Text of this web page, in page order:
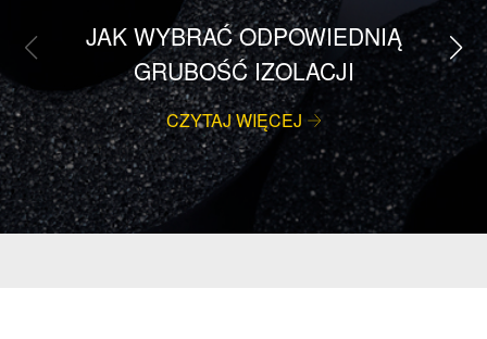
JAK WYBRAĆ ODPOWIEDNIĄ
GRUBOŚĆ IZOLACJI
CZYTAJ WIĘCEJ